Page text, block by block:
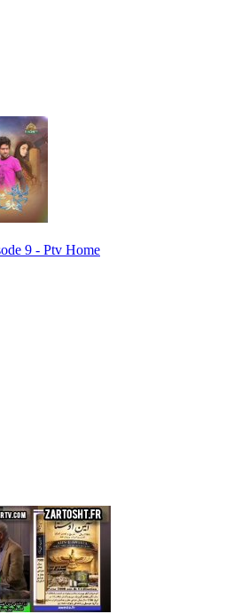
9 - Ptv Home